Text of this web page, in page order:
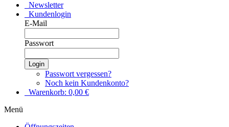
Newsletter
Kundenlogin
E-Mail
Passwort
Login
Passwort vergessen?
Noch kein Kundenkonto?
Warenkorb: 0,00 €
Menü